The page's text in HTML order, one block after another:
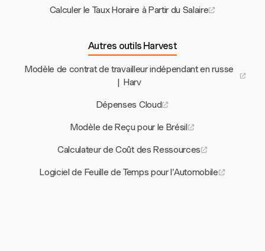
Calculer le Taux Horaire à Partir du Salaire
Autres outils Harvest
Modèle de contrat de travailleur indépendant en russe
| Harv
Dépenses Cloud
Modèle de Reçu pour le Brésil
Calculateur de Coût des Ressources
Logiciel de Feuille de Temps pour l'Automobile